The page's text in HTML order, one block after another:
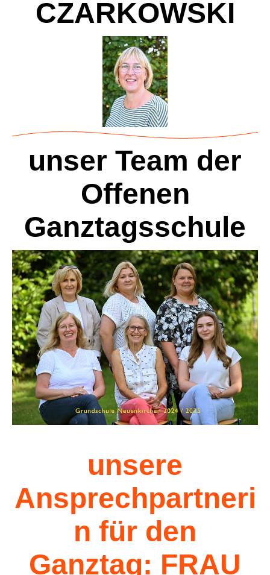
CZARKOWSKI
unser Team der
Offenen
Ganztagsschule
unsere
Ansprechpartneri
n für den
Ganztag: FRAU